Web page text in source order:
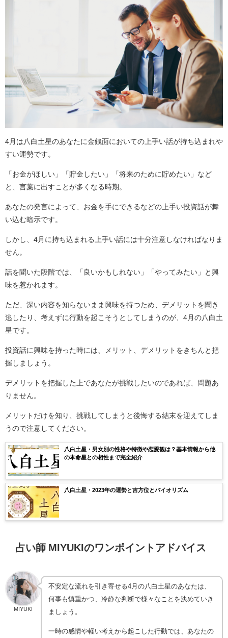
4月は八白土星のあなたに金銭面においての上手い話が持ち込まれや
すい運勢です。
「お金がほしい」「貯金したい」「将来のために貯めたい」など
と、言葉に出すことが多くなる時期。
あなたの発言によって、お金を手にできるなどの上手い投資話が舞
い込む暗示です。
しかし、4月に持ち込まれる上手い話には十分注意しなければなりま
せん。
話を聞いた段階では、「良いかもしれない」「やってみたい」と興
味を惹かれます。
ただ、深い内容を知らないまま興味を持つため、デメリットを聞き
逃したり、考えずに行動を起こそうとしてしまうのが、4月の八白土
星です。
投資話に興味を持った時には、メリット、デメリットをきちんと把
握しましょう。
デメリットを把握した上であなたが挑戦したいのであれば、問題あ
りません。
メリットだけを知り、挑戦してしまうと後悔する結末を迎えてしま
うので注意してください。
八白土星・男女別の性格や特徴や恋愛観は？基本情報から他
の本命星との相性まで完全紹介
八白土星・2023年の運勢と吉方位とバイオリズム
占い師 MIYUKIのワンポイントアドバイス
MIYUKI
不安定な流れを引き寄せる4月の八白土星のあなたは、
何事も慎重かつ、冷静な判断で様々なことを決めていき
ましょう。
一時の感情や軽い考えから起こした行動では、あなたの